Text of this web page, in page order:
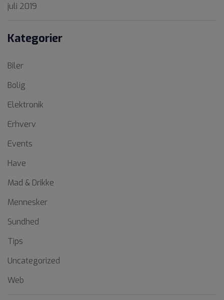
juli 2019
Kategorier
Biler
Bolig
Elektronik
Erhverv
Events
Have
Mad & Drikke
Mennesker
Sundhed
Tips
Uncategorized
Web